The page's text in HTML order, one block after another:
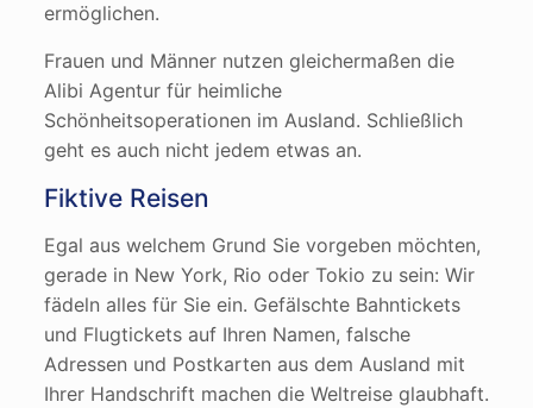
ermöglichen.
Frauen und Männer nutzen gleichermaßen die
Alibi Agentur für heimliche
Schönheitsoperationen im Ausland. Schließlich
geht es auch nicht jedem etwas an.
Fiktive Reisen
Egal aus welchem Grund Sie vorgeben möchten,
gerade in New York, Rio oder Tokio zu sein: Wir
fädeln alles für Sie ein. Gefälschte Bahntickets
und Flugtickets auf Ihren Namen, falsche
Adressen und Postkarten aus dem Ausland mit
Ihrer Handschrift machen die Weltreise glaubhaft.